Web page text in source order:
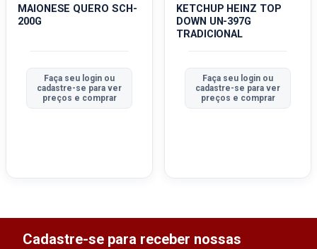
MAIONESE QUERO SCH-
200G
Faça seu login ou
cadastre-se para ver
preços e comprar
KETCHUP HEINZ TOP
DOWN UN-397G
TRADICIONAL
Faça seu login ou
cadastre-se para ver
preços e comprar
Cadastre-se para receber nossas